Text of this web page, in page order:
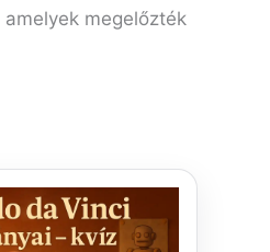
megelőzték